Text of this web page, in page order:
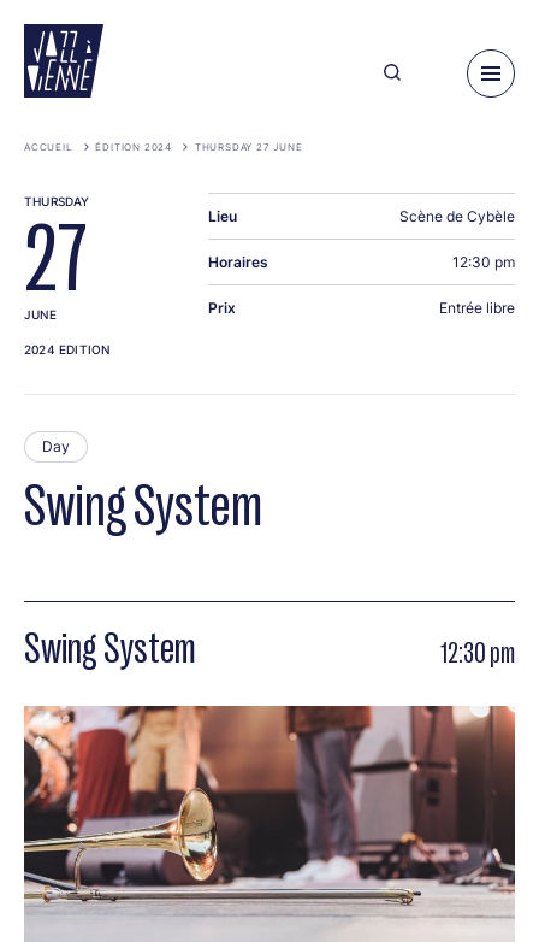
main
content
ACCUEIL ÉDITION 2024 THURSDAY 27 JUNE
Swing System
Day
Swing System 12:30 pm
THURSDAY
27
JUNE
2024 EDITION
Lieu Scène de Cybèle
Horaires 12:30 pm
Prix Entrée libre